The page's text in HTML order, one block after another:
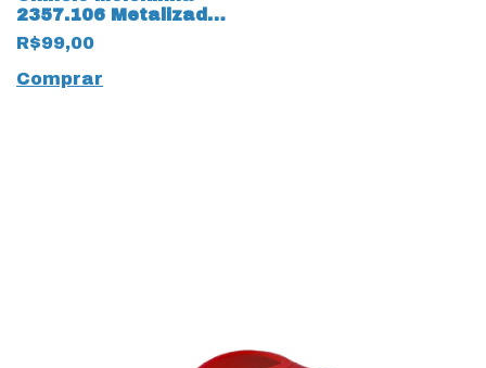
2357.106 Metalizado
Premium 17518
Dourado
R$99,00
Comprar